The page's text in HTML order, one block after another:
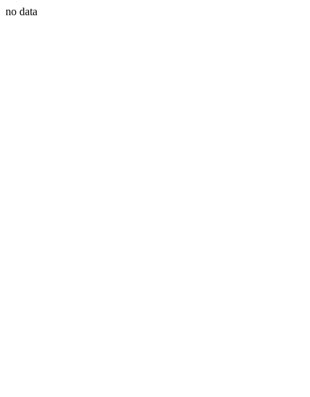
no data